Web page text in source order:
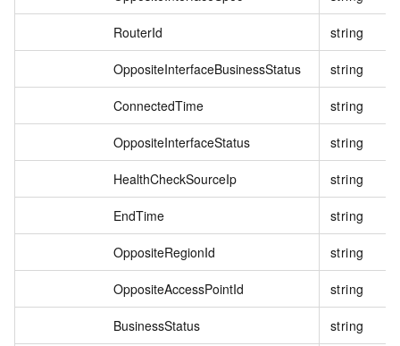
RouterId string
OppositeInterfaceBusinessStatus string
ConnectedTime string
OppositeInterfaceStatus string
HealthCheckSourceIp string
EndTime string
OppositeRegionId string
OppositeAccessPointId string
BusinessStatus string